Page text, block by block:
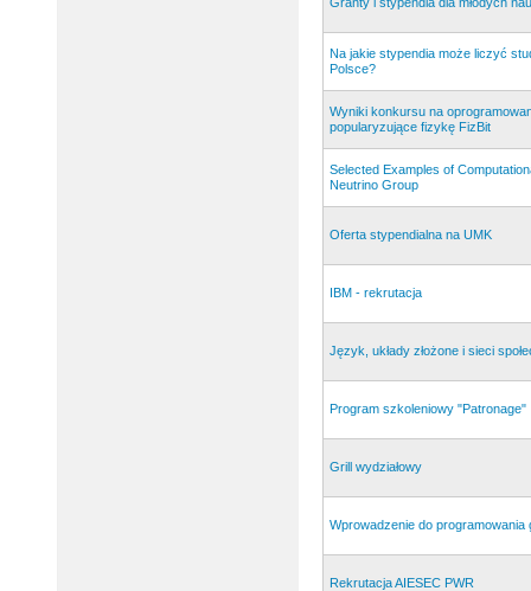
Na jakie stypendia może liczyć
Polsce?
Wyniki konkursu na
popularyzujące fizykę FizBit
Selected Examples of
Neutrino Group
Oferta stypendialna na UMK
IBM - rekrutacja
Język, układy złożone i sieci
Program szkoleniowy "Patronage"
Grill wydziałowy
Wprowadzenie do programowania
Rekrutacja AIESEC PWR